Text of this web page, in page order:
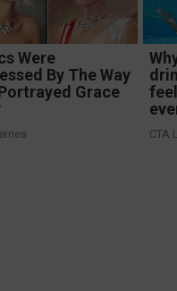
Were
By The Way
Grace
CTA